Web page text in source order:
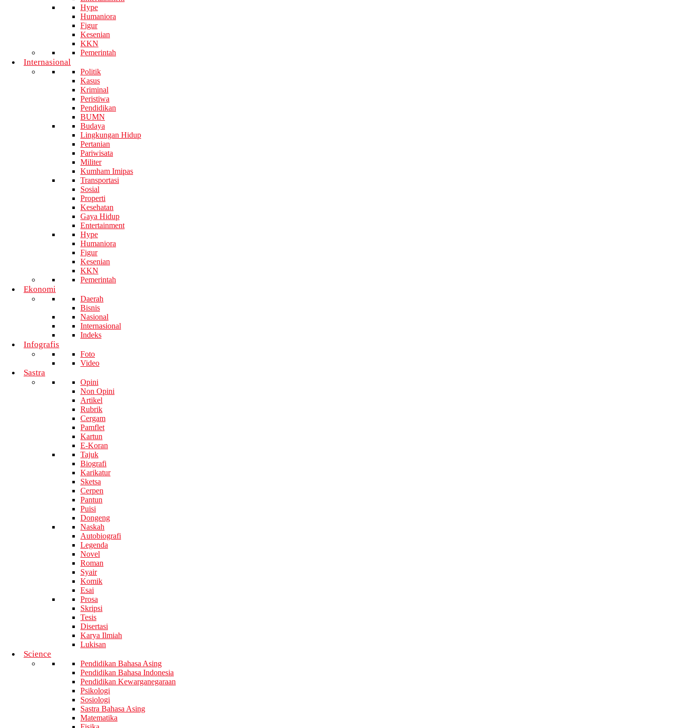
Hype
Humaniora
Figur
Kesenian
KKN
Pemerintah
Internasional
Politik
Kasus
Kriminal
Peristiwa
Pendidikan
BUMN
Budaya
Lingkungan Hidup
Pertanian
Pariwisata
Militer
Kumham Imipas
Transportasi
Sosial
Properti
Kesehatan
Gaya Hidup
Entertainment
Hype
Humaniora
Figur
Kesenian
KKN
Pemerintah
Ekonomi
Daerah
Bisnis
Nasional
Internasional
Indeks
Infografis
Foto
Video
Sastra
Opini
Non Opini
Artikel
Rubrik
Cergam
Pamflet
Kartun
E-Koran
Tajuk
Biografi
Karikatur
Sketsa
Cerpen
Pantun
Puisi
Dongeng
Naskah
Autobiografi
Legenda
Novel
Roman
Syair
Komik
Esai
Prosa
Skripsi
Tesis
Disertasi
Karya Ilmiah
Lukisan
Science
Pendidikan Bahasa Asing
Pendidikan Bahasa Indonesia
Pendidikan Kewarganegaraan
Psikologi
Sosiologi
Sastra Bahasa Asing
Matematika